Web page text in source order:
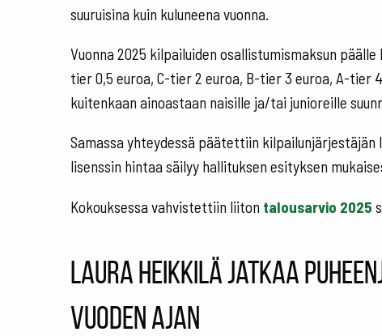
suuruisina kuin kuluneena vuonna.
Vuonna 2025 kilpailuiden osallistumismaksun
tier 0,5 euroa, C-tier 2 euroa, B-tier 3 euroa, A-
kuitenkaan ainoastaan naisille ja/tai junioreille
Samassa yhteydessä päätettiin kilpailunjärjestäjän
lisenssin hintaa säilyy hallituksen esityksen
Kokouksessa vahvistettiin liiton talousarvio 2025
Laura Heikkilä jatkaa
vuoden ajan